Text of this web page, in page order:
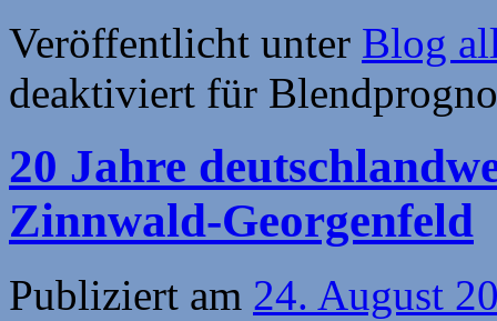
Veröffentlicht unter Blog
deaktiviert für
20 Jahre
Zinnwald-Georgenfeld
Publiziert am 24. August